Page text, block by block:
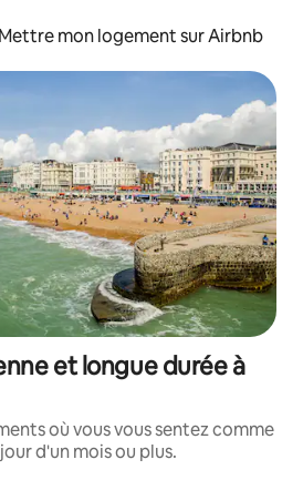
Mettre mon logement sur Airbnb
et longue durée à
où vous vous sentez comme
d'un mois ou plus.